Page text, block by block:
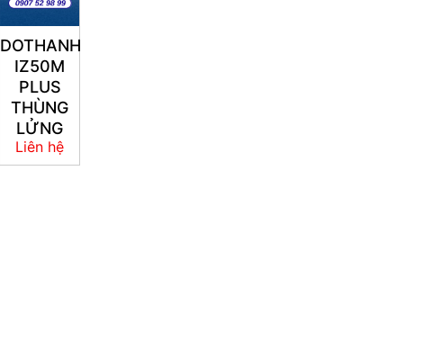
DOTHANH
IZ50M
PLUS
THÙNG
LỬNG
Liên hệ